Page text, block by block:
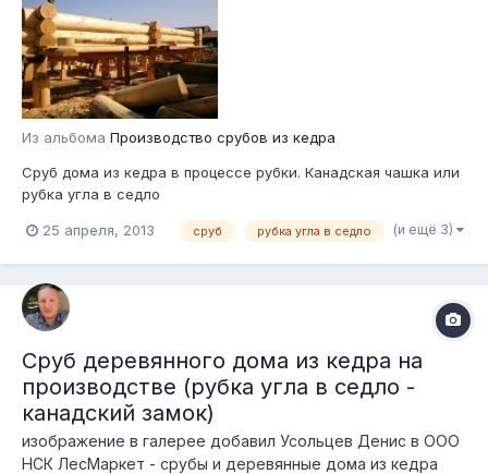
Из альбома Производство срубов из кедра
Сруб дома из кедра в процессе рубки. Канадская чашка или
рубка угла в седло
25 апреля, 2013 сруб рубка угла в седло (и ещё 3)
Сруб деревянного дома из кедра на
производстве (рубка угла в седло -
канадский замок)
изображение в галерее добавил Усольцев Денис в ООО
НСК ЛесМаркет - срубы и деревянные дома из кедра